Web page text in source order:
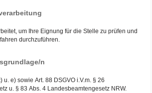
um Ihre Eignung für die Stelle zu prüfen und
durchzuführen.
n
u. e) sowie Art. 88 DSGVO i.V.m. § 26
u. § 83 Abs. 4 Landesbeamtengesetz NRW.